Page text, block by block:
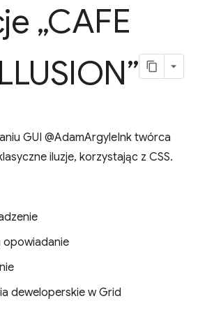
„CAFE
GUI @AdamArgyleInk twórca
iluzje, korzystając z CSS.
opowiadanie
deweloperskie w Grid